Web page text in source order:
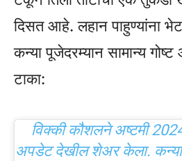
दिसत आहे. लहान पाहुण्यांना
कन्या पूजेदरम्यान सामान्य
टाका:
विक्की कौशलने अष्टमी
अपडेट देखील शेअर केला. कन्या